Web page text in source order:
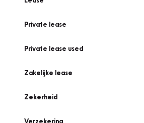
Private lease
Private lease used
Zakelijke lease
Zekerheid
Verzekering